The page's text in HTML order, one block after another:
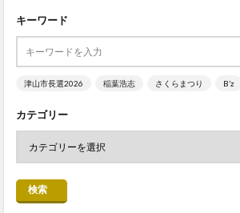
キーワード
津山市長選2026 稲葉浩志 さくらまつり B’z
カテゴリー
検索